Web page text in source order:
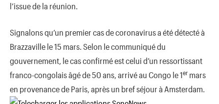
l’issue de la réunion.
Signalons qu’un premier cas de coronavirus a été détecté à
Brazzaville le 15 mars. Selon le communiqué du
gouvernement, le cas confirmé est celui d’un ressortissant
franco-congolais âgé de 50 ans, arrivé au Congo le 1er mars
en provenance de Paris, après un bref séjour à Amsterdam.